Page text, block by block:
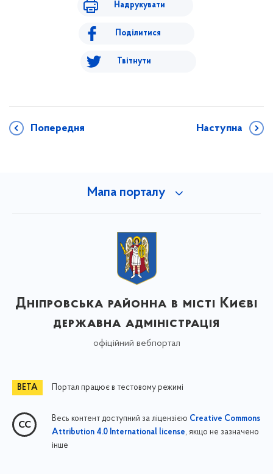
Надрукувати
Поділитися
Твітнути
Попередня Наступна
Мапа порталу
Дніпровська районна в місті Києві
державна адміністрація
офіційний вебпортал
Портал працює в тестовому режимі
Весь контент доступний за ліцензією Creative Commons
Attribution 4.0 International license, якщо не зазначено
інше